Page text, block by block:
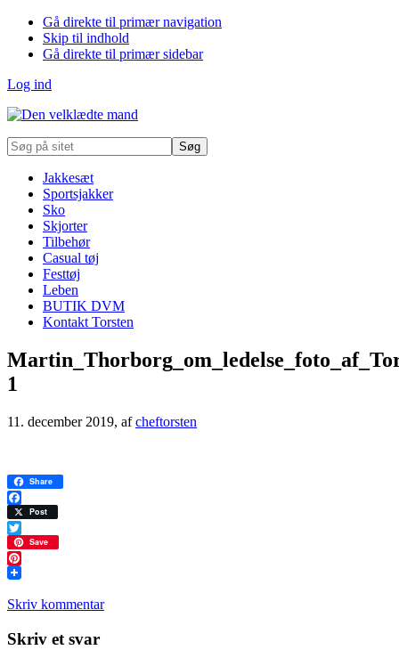
Gå direkte til primær navigation
Skip til indhold
Gå direkte til primær sidebar
Log ind
Søg
på
Jakkesæt
Sportsjakker
Sko
Skjorter
Tilbehør
Casual tøj
Festtøj
Leben
BUTIK DVM
Kontakt Torsten
1
11. december 2019, afcheftorsten
Share
Facebook
Post
Twitter
Save
Pinterest
Skriv kommentar
Læserinteraktioner
Skriv et svar